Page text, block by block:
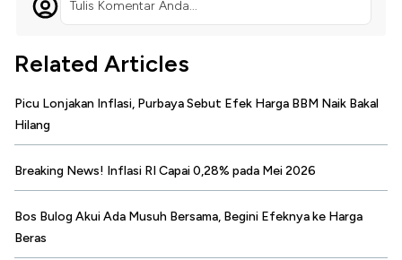
Tulis Komentar Anda...
Related Articles
Picu Lonjakan Inflasi, Purbaya Sebut Efek Harga BBM Naik Bakal
Hilang
Breaking News! Inflasi RI Capai 0,28% pada Mei 2026
Bos Bulog Akui Ada Musuh Bersama, Begini Efeknya ke Harga
Beras